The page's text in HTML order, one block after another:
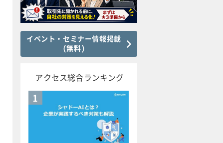
イベント・セミナー情報掲載
(無料)
アクセス総合ランキング
1